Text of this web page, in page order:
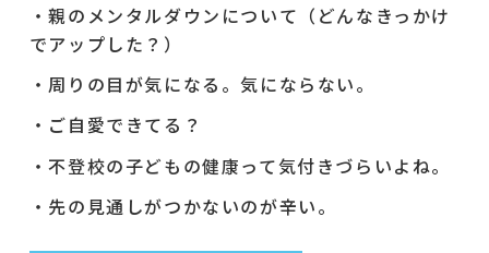
・親のメンタルダウンについて（どんなきっかけ
でアップした？）
・周りの目が気になる。気にならない。
・ご自愛できてる？
・不登校の子どもの健康って気付きづらいよね。
・先の見通しがつかないのが辛い。